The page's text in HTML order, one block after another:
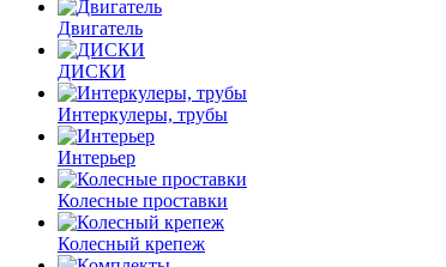
Двигатель
ДИСКИ
Интеркулеры, трубы
Интерьер
Колесные проставки
Колесный крепеж